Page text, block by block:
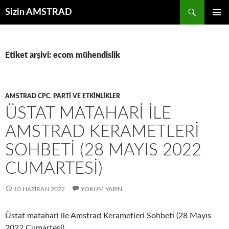
Sizin AMSTRAD
Etiket arşivi: ecom mühendislik
AMSTRAD CPC, PARTI VE ETKINLIKLER
ÜSTAT MATAHARI ILE
AMSTRAD KERAMETLERI
SOHBETI (28 MAYIS 2022
CUMARTESI)
10 HAZIRAN 2022 YORUM YAPIN
Üstat matahari ile Amstrad Kerametleri Sohbeti (28 Mayıs